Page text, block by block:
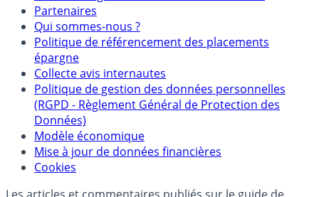
Mentions légales et Conditions d’utilisation
Partenaires
Qui sommes-nous ?
Politique de référencement des placements
épargne
Collecte avis internautes
Politique de gestion des données personnelles
(RGPD - Règlement Général de Protection des
Données)
Modèle économique
Mise à jour de données financières
Cookies